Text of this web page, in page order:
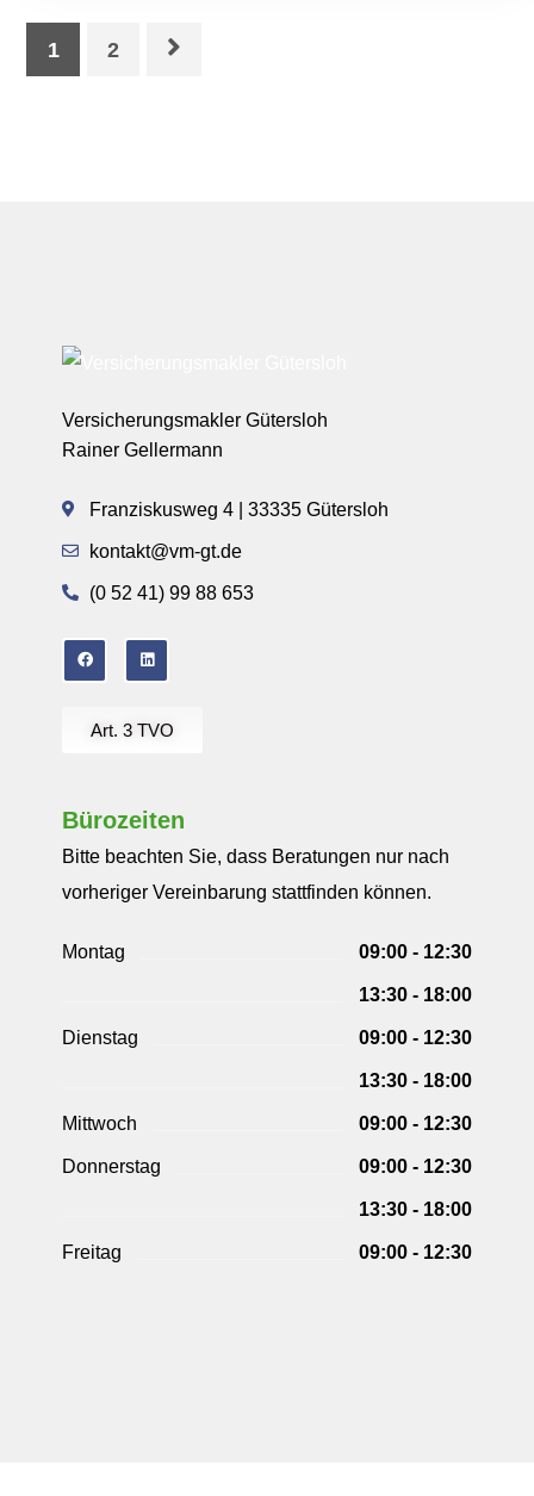
1 2
Versicherungsmakler Gütersloh
Rainer Gellermann
Franziskusweg 4 | 33335 Gütersloh
kontakt@vm-gt.de
(0 52 41) 99 88 653
Art. 3 TVO
Bürozeiten
Bitte beachten Sie, dass Beratungen nur nach
vorheriger Vereinbarung stattfinden können.
Montag 09:00 - 12:30
13:30 - 18:00
Dienstag 09:00 - 12:30
13:30 - 18:00
Mittwoch 09:00 - 12:30
Donnerstag 09:00 - 12:30
13:30 - 18:00
Freitag 09:00 - 12:30